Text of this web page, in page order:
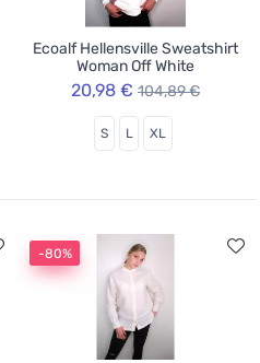
Ecoalf Hellensville Sweatshirt
Woman Off White
20,98 € 104,89 €
S L XL
-80%